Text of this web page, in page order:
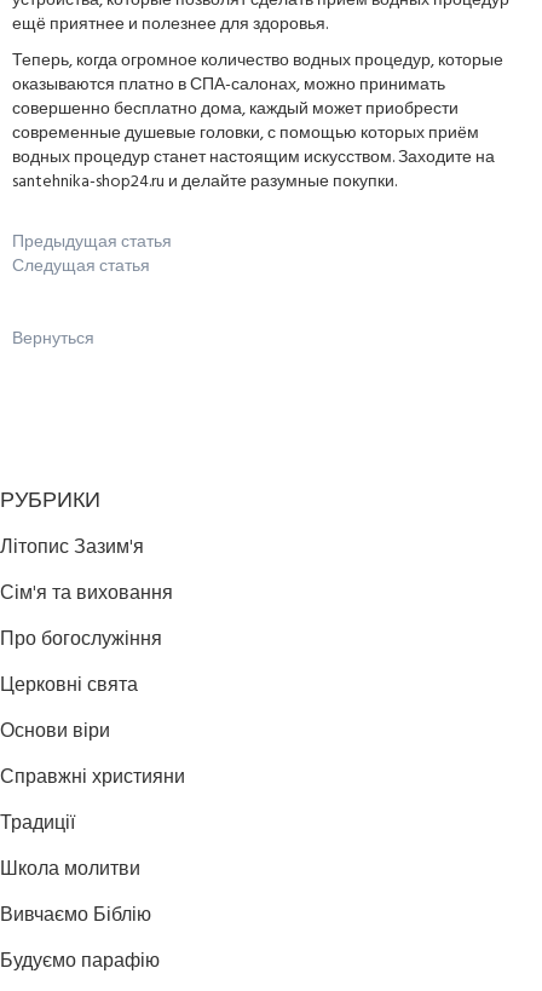
ещё приятнее и полезнее для здоровья.
Теперь, когда огромное количество водных процедур, которые
оказываются платно в СПА-салонах, можно принимать
совершенно бесплатно дома, каждый может приобрести
современные душевые головки, с помощью которых приём
водных процедур станет настоящим искусством. Заходите на
santehnika-shop24.ru и делайте разумные покупки.
Предыдущая статья
Следущая статья
Вернуться
РУБРИКИ
Літопис Зазим'я
Сім'я та виховання
Про богослужіння
Церковні свята
Основи віри
Справжні християни
Традиції
Школа молитви
Вивчаємо Біблію
Будуємо парафію